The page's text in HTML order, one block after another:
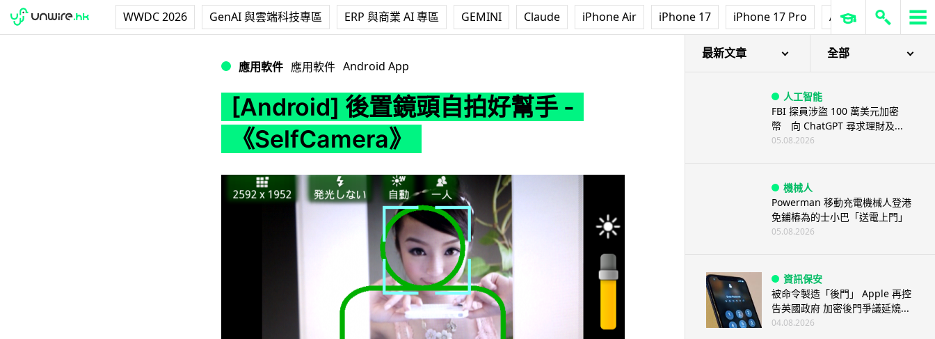
WWDC 2026 GenAI 與雲端科技專區 ERP 與商業 AI 專區 GEMINI Claude iPhone Air iPhone 17 iPhone 17 Pro AirPods Pro 3
應用軟件 應用軟件 Android App
[Android] 後置鏡頭自拍好幫手 -
《SelfCamera》
最新文章 全部
人工智能
FBI 探員涉盜 100 萬美元加密
幣 向 ChatGPT 尋求理財及...
05.08.2026
機械人
Powerman 移動充電機械人登港
免鋪樁為的士小巴「送電上門」
05.08.2026
資訊保安
被命令製造「後門」 Apple 再控
告英國政府 加密後門爭議延燒...
04.08.2026